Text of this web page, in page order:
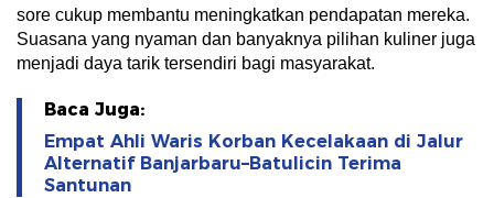
sore cukup membantu meningkatkan pendapatan mereka.
Suasana yang nyaman dan banyaknya pilihan kuliner juga
menjadi daya tarik tersendiri bagi masyarakat.
Baca Juga:
Empat Ahli Waris Korban Kecelakaan di Jalur
Alternatif Banjarbaru–Batulicin Terima
Santunan